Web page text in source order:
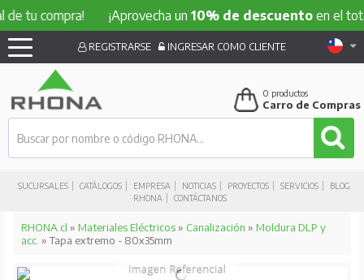
¡Aprovecha un10% de descuentoen el total de
SUCURSALES CATÁLOGOS EMPRESA NOTICIAS PROYECTOS SERVICIOS
BLOG
RHONA
CONTÁCTANOS
REGISTRARSE INGRESAR COMO CLIENTE
0 productos
Carro de Compras
RHONA.cl » Materiales Eléctricos» Canalización » Moldura DLP y
acc. » Tapa extremo - 80x35mm